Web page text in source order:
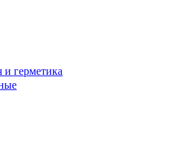
и герметика